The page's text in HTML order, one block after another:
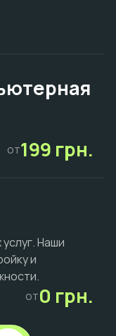
от199 грн.
Наши
и
от0 грн.